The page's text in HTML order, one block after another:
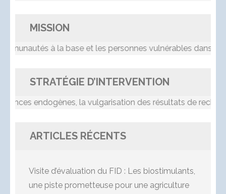
MISSION
à la base et les personnes vulnérables dans le
STRATÉGIE D’INTERVENTION
endogènes, la vulgarisation des résultats de
ARTICLES RÉCENTS
Visite d’évaluation du FID : Les biostimulants,
une piste prometteuse pour une agriculture